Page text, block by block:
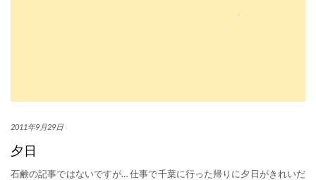
2011年9月29日
夕日
石鹸の記事ではないですが… 仕事で千葉に行った帰りに夕日がきれいだ